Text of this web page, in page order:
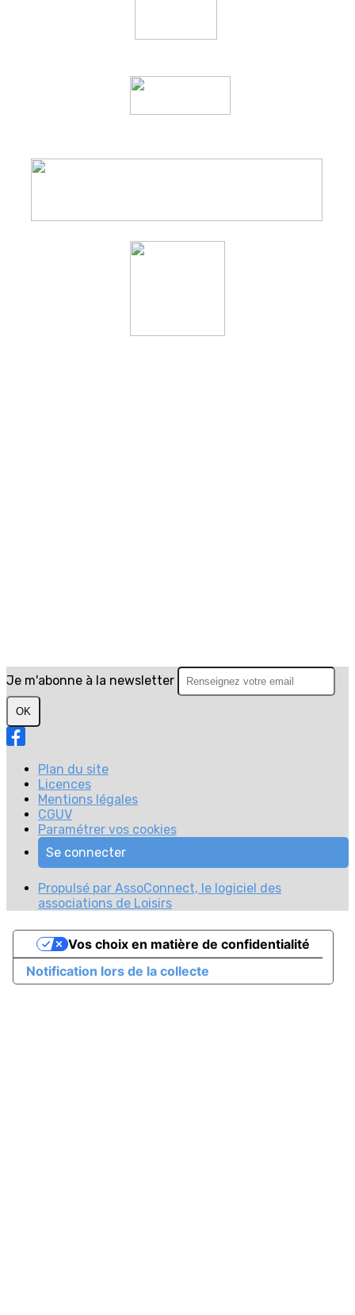
Je m'abonne à la newsletter
OK
Plan du site
Licences
Mentions légales
CGUV
Paramétrer vos cookies
Se connecter
Propulsé par AssoConnect, le logiciel des
associations de Loisirs
Notification lors de la collecte
Vos choix en matière de confidentialité